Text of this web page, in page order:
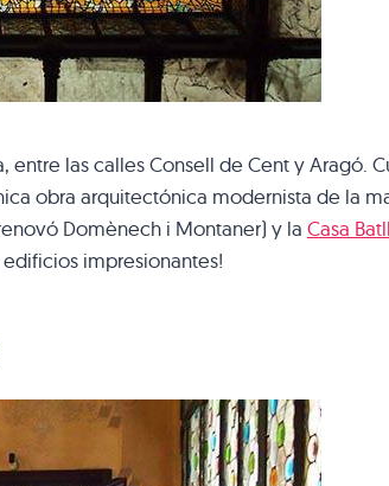
entre las calles Consell de Cent y Aragó.
obra arquitectónica modernista de la
Domènech i Montaner) y la Casa
impresionantes!